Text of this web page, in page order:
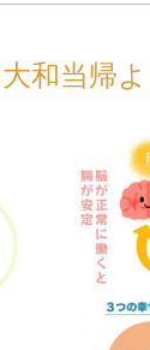
和当帰